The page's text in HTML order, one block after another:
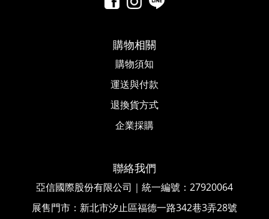
購物相關
購物須知
運送與付款
退換貨方式
企業採購
聯絡我們
亞信國際股份有限公司｜統一編號 ： 27920064
展售門市：新北市汐止區福德一路342巷3弄28號